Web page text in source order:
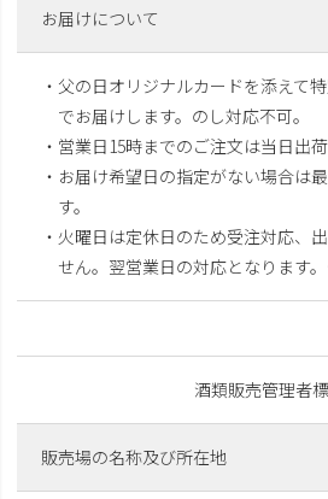
お届けについて
・父の日オリジナルカードを添えて
でお届けします。のし対応不可。
・営業日15時までのご注文は当日出荷
・お届け希望日の指定がない場合は
す。
・火曜日は定休日のため受注対応、
せん。翌営業日の対応となります
酒類販売管理者
販売場の名称及び所在地